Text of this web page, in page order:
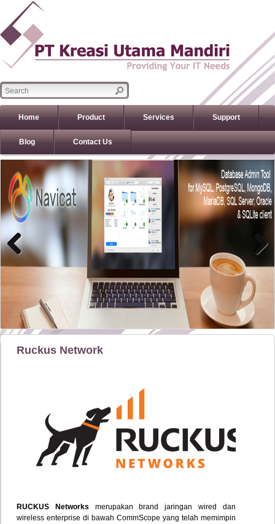
Home Product Services Support
Blog Contact Us
Previous
Previous
Ruckus Network
RUCKUS Networks merupakan brand jaringan wired dan
wireless enterprise di bawah CommScope yang telah memimpin